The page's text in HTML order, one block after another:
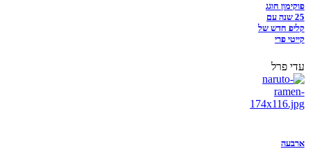
פוקימון חוגג
25 שנה עם
קליפ חדש של
קייטי פרי
עדי פרל
ארבעה